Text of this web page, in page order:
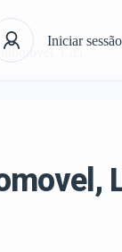
Iniciar sessão
Lda.